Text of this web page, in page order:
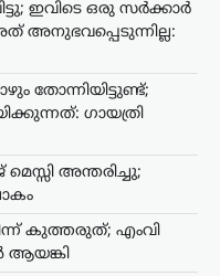
ഇവിടെ ഒരു സര്‍ക്കാര്‍
അനുഭവപ്പെടുന്നില്ല:
തോന്നിയിട്ടുണ്ട്;
ഗായത്രി
അന്തരിച്ചു;
കുത്തരുത്; എംവി
ആയങ്കി